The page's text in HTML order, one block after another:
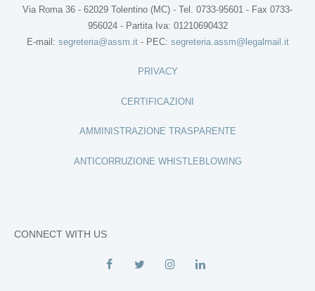
Via Roma 36 - 62029 Tolentino (MC) - Tel. 0733-95601 - Fax 0733-
956024 - Partita Iva: 01210690432
E-mail: segreteria@assm.it- PEC: segreteria.assm@legalmail.it
PRIVACY
CERTIFICAZIONI
AMMINISTRAZIONE TRASPARENTE
ANTICORRUZIONE WHISTLEBLOWING
CONNECT WITH US